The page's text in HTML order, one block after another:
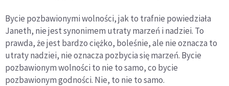
Bycie pozbawionymi wolności, jak to trafnie powiedziała
Janeth, nie jest synonimem utraty marzeń i nadziei. To
prawda, że jest bardzo ciężko, boleśnie, ale nie oznacza to
utraty nadziei, nie oznacza pozbycia się marzeń. Bycie
pozbawionym wolności to nie to samo, co bycie
pozbawionym godności. Nie, to nie to samo.